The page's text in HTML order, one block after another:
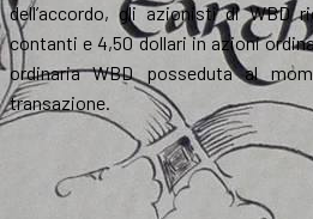
dell’accordo, gli azionisti di WBD
contanti e 4,50 dollari in azioni
ordinaria WBD posseduta al
transazione.